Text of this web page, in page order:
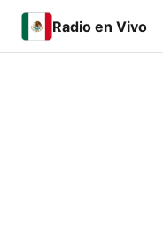
Radio en Vivo